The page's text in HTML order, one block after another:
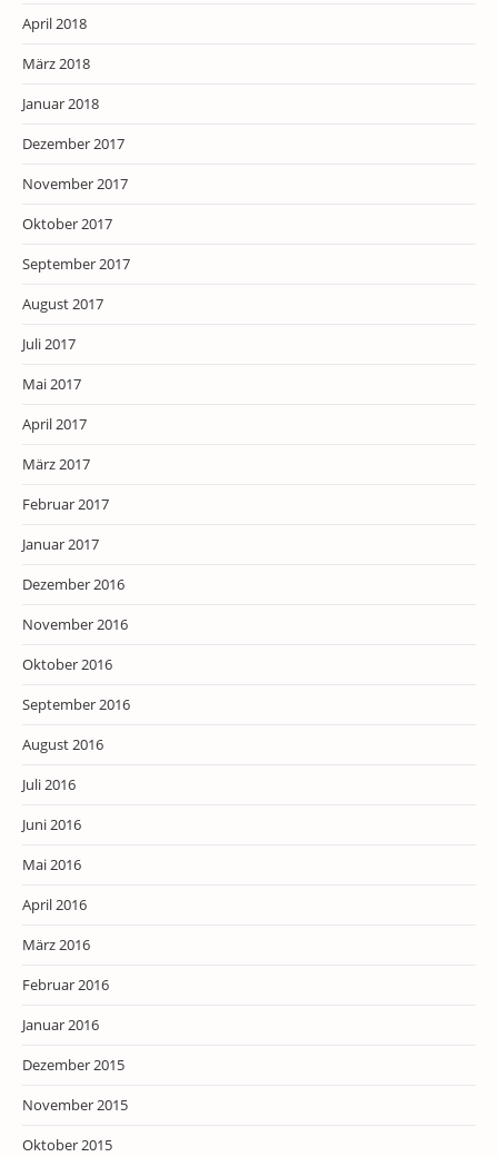
April 2018
März 2018
Januar 2018
Dezember 2017
November 2017
Oktober 2017
September 2017
August 2017
Juli 2017
Mai 2017
April 2017
März 2017
Februar 2017
Januar 2017
Dezember 2016
November 2016
Oktober 2016
September 2016
August 2016
Juli 2016
Juni 2016
Mai 2016
April 2016
März 2016
Februar 2016
Januar 2016
Dezember 2015
November 2015
Oktober 2015